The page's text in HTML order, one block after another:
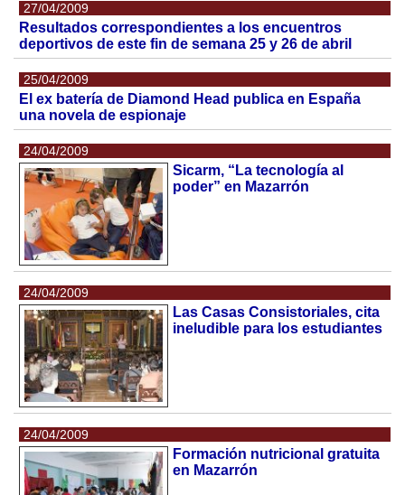
27/04/2009
Resultados correspondientes a los encuentros
deportivos de este fin de semana 25 y 26 de abril
25/04/2009
El ex batería de Diamond Head publica en España
una novela de espionaje
24/04/2009
Sicarm, “La tecnología al
poder” en Mazarrón
24/04/2009
Las Casas Consistoriales, cita
ineludible para los estudiantes
24/04/2009
Formación nutricional gratuita
en Mazarrón